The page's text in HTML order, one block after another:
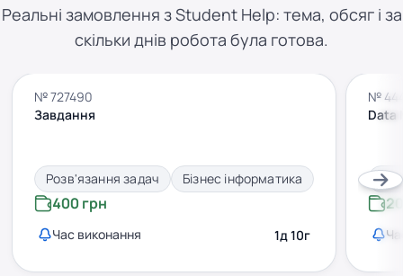
Реальні замовлення з Student Help: тема, обсяг і за
скільки днів робота була готова.
№ 727490
Завдання
Розв'язання задач Бізнес інформатика
400 грн
Час виконання 1д 10г
№
Data